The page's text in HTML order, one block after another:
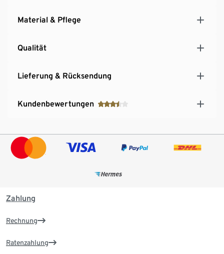
Material & Pflege
Qualität
Lieferung & Rücksendung
Kundenbewertungen
Zahlung
Rechnung
Ratenzahlung